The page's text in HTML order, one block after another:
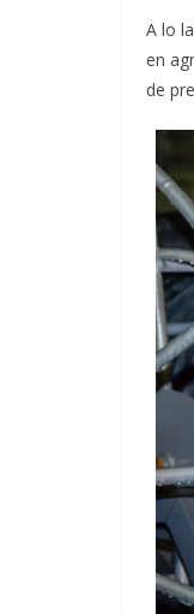
A lo
en
de